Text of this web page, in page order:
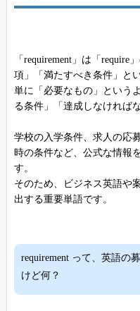
「requirement」は「
項」「満たすべき条件」と
単に「必要なもの」という
る条件」「達成しなければ
学校の入学条件、求人の応
時の条件など、公式な情報
す。
そのため、ビジネス英語や
出する重要単語です。
requirement って、英語の
けど何？